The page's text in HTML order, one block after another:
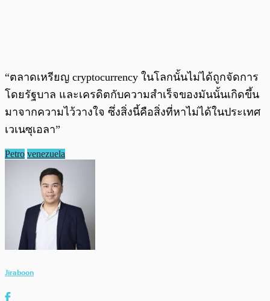
“ตลาดเหรียญ cryptocurrency ในโลกนั้นไม่ได้ถูกจัดการ
โดยรัฐบาล และเครดิตกับความสำเร็จของมันนั้นเกิดขึ้น
มาจากความไว้วางใจ ซึ่งสิ่งนี้คือสิ่งที่หาไม่ได้ในประเทศ
เวเนซุเอลา”
Petro venezuela
Jiraboon